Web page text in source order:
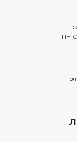
г.
ПН-